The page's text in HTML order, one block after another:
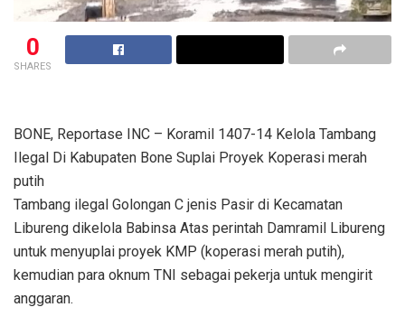
0
SHARES
BONE, Reportase INC – Koramil 1407-14 Kelola Tambang
Ilegal Di Kabupaten Bone Suplai Proyek Koperasi merah
putih
Tambang ilegal Golongan C jenis Pasir di Kecamatan
Libureng dikelola Babinsa Atas perintah Damramil Libureng
untuk menyuplai proyek KMP (koperasi merah putih),
kemudian para oknum TNI sebagai pekerja untuk mengirit
anggaran.